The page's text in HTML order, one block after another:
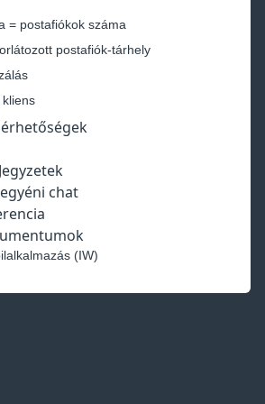
= postafiókok száma
postafiók-tárhely
kliens
chat
(IW)